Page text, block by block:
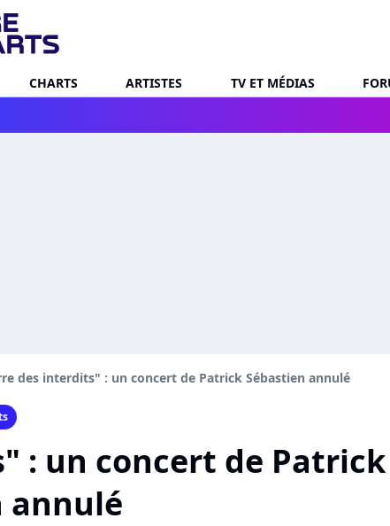
CHARTS ARTISTES TV ET MÉDIAS
des interdits" : un concert de Patrick Sébastien annulé
: un concert de Patrick
annulé